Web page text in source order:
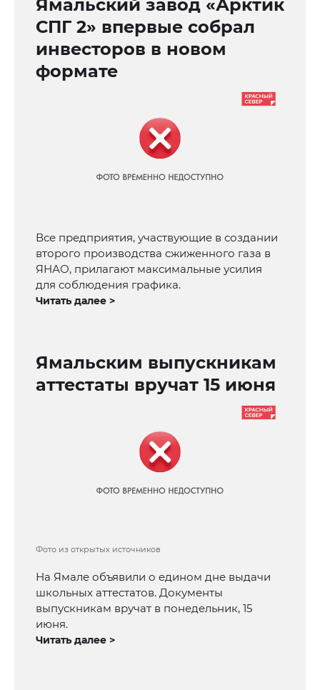
Ямальский завод «Арктик
СПГ 2» впервые собрал
инвесторов в новом
формате
Все предприятия, участвующие в создании
второго производства сжиженного газа в
ЯНАО, прилагают максимальные усилия
для соблюдения графика.
Читать далее >
Ямальским выпускникам
аттестаты вручат 15 июня
Фото из открытых источников
На Ямале объявили о едином дне выдачи
школьных аттестатов. Документы
выпускникам вручат в понедельник, 15
июня.
Читать далее >